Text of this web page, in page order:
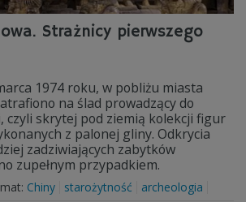
Strażnicy pierwszego
1974 roku, w pobliżu miasta
na ślad prowadzący do
czyli skrytej pod ziemią kolekcji figur
z palonej gliny. Odkrycia
zadziwiających zabytków
zupełnym przypadkiem.
Chiny starożytność archeologia